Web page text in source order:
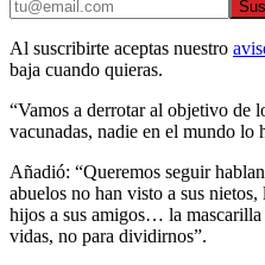
Al suscribirte aceptas nuestro
baja cuando quieras.
“Vamos a derrotar al objetivo de
vacunadas, nadie en el mundo lo
Añadió: “Queremos seguir
abuelos no han visto a sus
hijos a sus amigos… la mascarilla
vidas, no para dividirnos”.